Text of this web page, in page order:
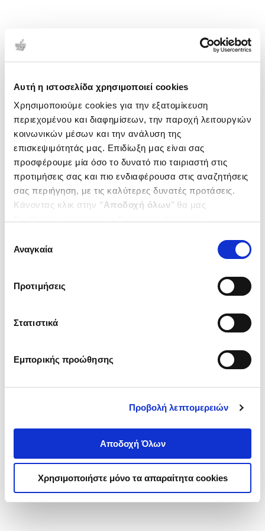
Αυτή η ιστοσελίδα χρησιμοποιεί cookies
Χρησιμοποιούμε cookies για την εξατομίκευση
περιεχομένου και διαφημίσεων, την παροχή λειτουργιών
κοινωνικών μέσων και την ανάλυση της
επισκεψιμότητάς μας. Επιδίωξη μας είναι σας
προσφέρουμε μία όσο το δυνατό πιο ταιριαστή στις
προτιμήσεις σας και πιο ενδιαφέρουσα στις αναζητήσεις
σας περιήγηση, με τις καλύτερες δυνατές προτάσεις.
Κάνοντας κλικ στην ‘’Αποδοχή όλων’’ θα μας
ενδιαφέρουν και να επιλέξετε από τα παρακάτω με την
΄΄και να ενημερωθείτε σχετικά με
συγκατάθεσης
Αναγκαία
Προτιμήσεις
Στατιστικά
Εμπορικής προώθησης
Προβολή λεπτομερειών
Αποδοχή Όλων
Χρησιμοποιήστε μόνο τα απαραίτητα cookies